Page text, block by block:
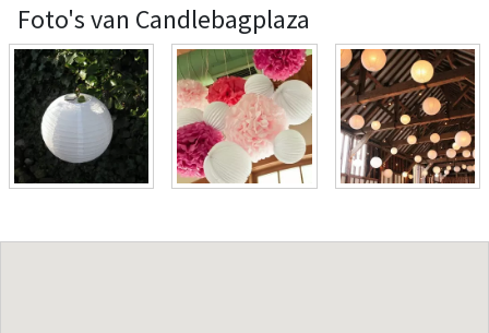
Foto's van Candlebagplaza